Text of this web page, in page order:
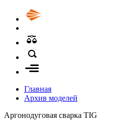
Главная
Архив моделей
Аргонодуговая сварка TIG